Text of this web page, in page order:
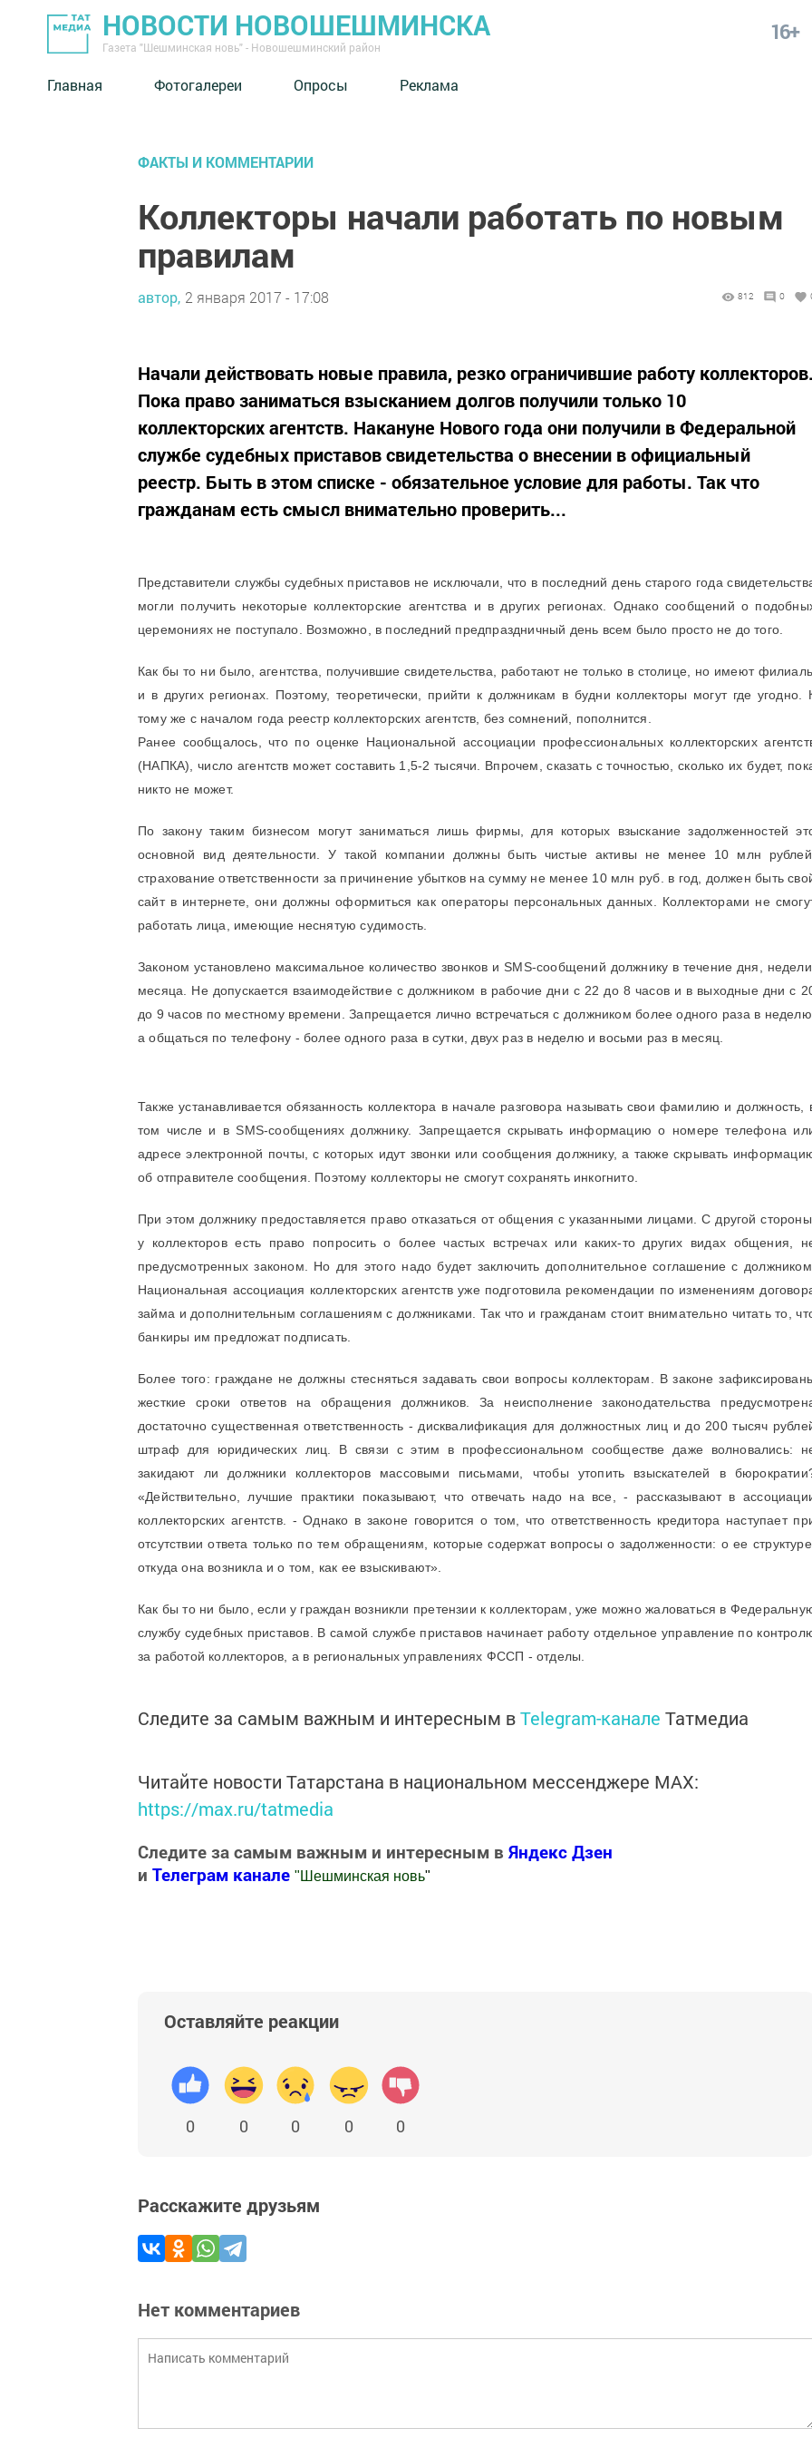
НОВОСТИ НОВОШЕШМИНСКА
Газета "Шешминская новь" - Новошешминский район
16+
Главная Фотогалереи Опросы Реклама
ФАКТЫ И КОММЕНТАРИИ
Коллекторы начали работать по новым
правилам
автор, 2 января 2017 - 17:08 812 0
Начали действовать новые правила, резко ограничившие работу коллекторов.
Пока право заниматься взысканием долгов получили только 10
коллекторских агентств. Накануне Нового года они получили в Федеральной
службе судебных приставов свидетельства о внесении в официальный
реестр. Быть в этом списке - обязательное условие для работы. Так что
гражданам есть смысл внимательно проверить...
Представители службы судебных приставов не исключали, что в последний день старого года
могли получить некоторые коллекторские агентства и в других регионах. Однако сообщений о
церемониях не поступало. Возможно, в последний предпраздничный день всем было просто не до того.
Как бы то ни было, агентства, получившие свидетельства, работают не только в столице, но имеют
и в других регионах. Поэтому, теоретически, прийти к должникам в будни коллекторы могут где угодно.
тому же с началом года реестр коллекторских агентств, без сомнений, пополнится.
Ранее сообщалось, что по оценке Национальной ассоциации профессиональных коллекторских
(НАПКА), число агентств может составить 1,5-2 тысячи. Впрочем, сказать с точностью, сколько их будет,
никто не может.
По закону таким бизнесом могут заниматься лишь фирмы, для которых взыскание задолженностей
основной вид деятельности. У такой компании должны быть чистые активы не менее 10 млн рублей,
страхование ответственности за причинение убытков на сумму не менее 10 млн руб. в год, должен быть
сайт в интернете, они должны оформиться как операторы персональных данных. Коллекторами не
работать лица, имеющие неснятую судимость.
Законом установлено максимальное количество звонков и SMS-сообщений должнику в течение дня, недели,
месяца. Не допускается взаимодействие с должником в рабочие дни с 22 до 8 часов и в выходные дни с
до 9 часов по местному времени. Запрещается лично встречаться с должником более одного раза в неделю,
а общаться по телефону - более одного раза в сутки, двух раз в неделю и восьми раз в месяц.
Также устанавливается обязанность коллектора в начале разговора называть свои фамилию и должность,
том числе и в SMS-сообщениях должнику. Запрещается скрывать информацию о номере телефона
адресе электронной почты, с которых идут звонки или сообщения должнику, а также скрывать
об отправителе сообщения. Поэтому коллекторы не смогут сохранять инкогнито.
При этом должнику предоставляется право отказаться от общения с указанными лицами. С другой стороны,
у коллекторов есть право попросить о более частых встречах или каких-то других видах общения,
предусмотренных законом. Но для этого надо будет заключить дополнительное соглашение с должником.
Национальная ассоциация коллекторских агентств уже подготовила рекомендации по изменениям
займа и дополнительным соглашениям с должниками. Так что и гражданам стоит внимательно читать то,
банкиры им предложат подписать.
Более того: граждане не должны стесняться задавать свои вопросы коллекторам. В законе
жесткие сроки ответов на обращения должников. За неисполнение законодательства
достаточно существенная ответственность - дисквалификация для должностных лиц и до 200 тысяч
штраф для юридических лиц. В связи с этим в профессиональном сообществе даже волновались:
закидают ли должники коллекторов массовыми письмами, чтобы утопить взыскателей в
«Действительно, лучшие практики показывают, что отвечать надо на все, - рассказывают в
коллекторских агентств. - Однако в законе говорится о том, что ответственность кредитора наступает
отсутствии ответа только по тем обращениям, которые содержат вопросы о задолженности: о ее структуре,
откуда она возникла и о том, как ее взыскивают».
Как бы то ни было, если у граждан возникли претензии к коллекторам, уже можно жаловаться в
службу судебных приставов. В самой службе приставов начинает работу отдельное управление по
за работой коллекторов, а в региональных управлениях ФССП - отделы.
Следите за самым важным и интересным вTelegram-канале Татмедиа
Читайте новости Татарстана в национальном мессенджере MАХ:
https://max.ru/tatmedia
Следите за самым важным и интересным в Яндекс Дзен
и Телеграм канале " Шешминская новь"
Оставляйте реакции
0 0 0 0 0
Расскажите друзьям
Нет комментариев